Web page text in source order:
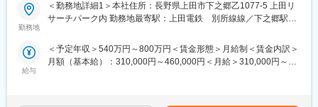
ることが可能です。
また、業界の最新動向や業務改善報告など、さまざまなテーマに
■長く安心して働ける制度：
■業務概要：
スキルや志向に応じて、最適な業務領域をお任せします。
勤務地
＜勤務地詳細1＞本社住所：長野県上田市下之郷乙1077-5 上田リ
サーチパーク内 勤務地最寄駅：上田電鉄 別所線線／下之郷駅受
野県上田市下之郷浅間原813-21 上田リサーチパーク内 勤務地最
寄駅：上田電鉄 別所線線／下之郷駅受動喫煙対策：敷地内全面
給与
＜予定年収＞540万円～800万円＜賃金形態＞月給制＜賃金内訳＞
月額（基本給）：310,000円～460,000円＜月給＞310,000円～